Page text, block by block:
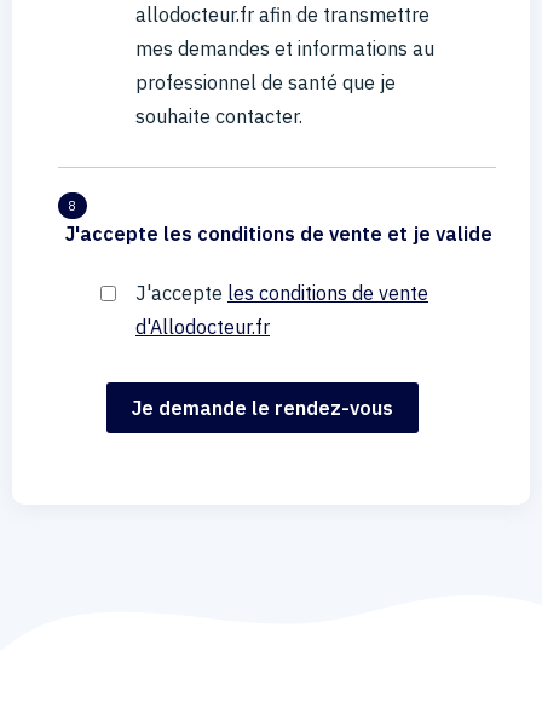
allodocteur.fr afin de transmettre
mes demandes et informations au
professionnel de santé que je
souhaite contacter.
8
J'accepte les conditions de vente et je valide
J'accepte les conditions de vente
d'Allodocteur.fr